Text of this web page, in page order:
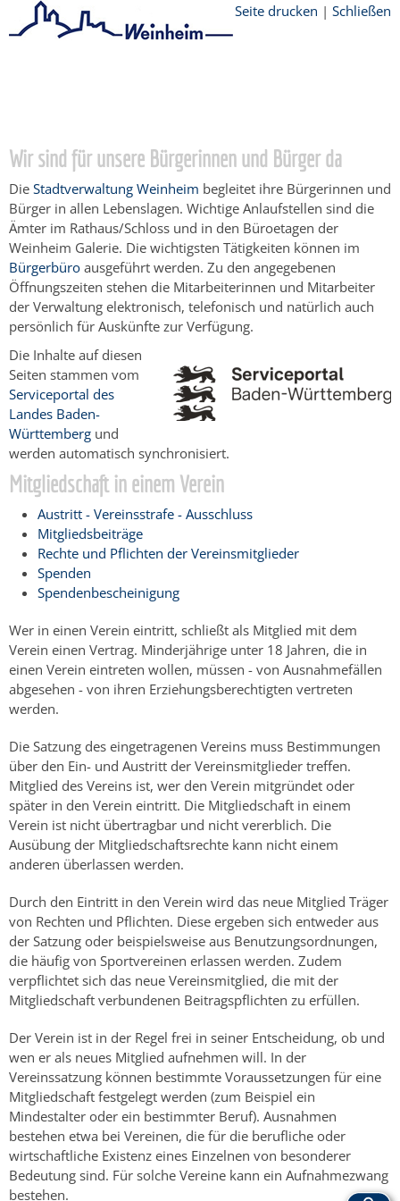
Seite drucken | Schließen
Wir sind für unsere Bürgerinnen und Bürger da
Die Stadtverwaltung Weinheim begleitet ihre Bürgerinnen und
Bürger in allen Lebenslagen. Wichtige Anlaufstellen sind die
Ämter im Rathaus/Schloss und in den Büroetagen der
Weinheim Galerie. Die wichtigsten Tätigkeiten können im
Bürgerbüro ausgeführt werden. Zu den angegebenen
Öffnungszeiten stehen die Mitarbeiterinnen und Mitarbeiter
der Verwaltung elektronisch, telefonisch und natürlich auch
persönlich für Auskünfte zur Verfügung.
Die Inhalte auf diesen
Seiten stammen vom
Serviceportal des
Landes Baden-
Württemberg und
werden automatisch synchronisiert.
Mitgliedschaft in einem Verein
Austritt - Vereinsstrafe - Ausschluss
Mitgliedsbeiträge
Rechte und Pflichten der Vereinsmitglieder
Spenden
Spendenbescheinigung
Wer in einen Verein eintritt, schließt als Mitglied mit dem
Verein einen Vertrag. Minderjährige unter 18 Jahren, die in
einen Verein eintreten wollen, müssen - von Ausnahmefällen
abgesehen - von ihren Erziehungsberechtigten vertreten
werden.
Die Satzung des eingetragenen Vereins muss Bestimmungen
über den Ein- und Austritt der Vereinsmitglieder treffen.
Mitglied des Vereins ist, wer den Verein mitgründet oder
später in den Verein eintritt. Die Mitgliedschaft in einem
Verein ist nicht übertragbar und nicht vererblich. Die
Ausübung der Mitgliedschaftsrechte kann nicht einem
anderen überlassen werden.
Durch den Eintritt in den Verein wird das neue Mitglied Träger
von Rechten und Pflichten. Diese ergeben sich entweder aus
der Satzung oder beispielsweise aus Benutzungsordnungen,
die häufig von Sportvereinen erlassen werden. Zudem
verpflichtet sich das neue Vereinsmitglied, die mit der
Mitgliedschaft verbundenen Beitragspflichten zu erfüllen.
Der Verein ist in der Regel frei in seiner Entscheidung, ob und
wen er als neues Mitglied aufnehmen will. In der
Vereinssatzung können bestimmte Voraussetzungen für eine
Mitgliedschaft festgelegt werden (zum Beispiel ein
Mindestalter oder ein bestimmter Beruf). Ausnahmen
bestehen etwa bei Vereinen, die für die berufliche oder
wirtschaftliche Existenz eines Einzelnen von besonderer
Bedeutung sind. Für solche Vereine kann ein Aufnahmezwang
bestehen.